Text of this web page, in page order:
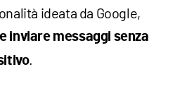
ideata da Google,
inviare messaggi senza
.